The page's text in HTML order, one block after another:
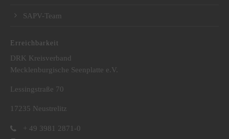
SAPV-Team
Erreichbarkeit
DRK Kreisverband
Mecklenburgische Seenplatte e.V.
Lessingstraße 70
17235 Neustrelitz
+ 49 3981 2871-0